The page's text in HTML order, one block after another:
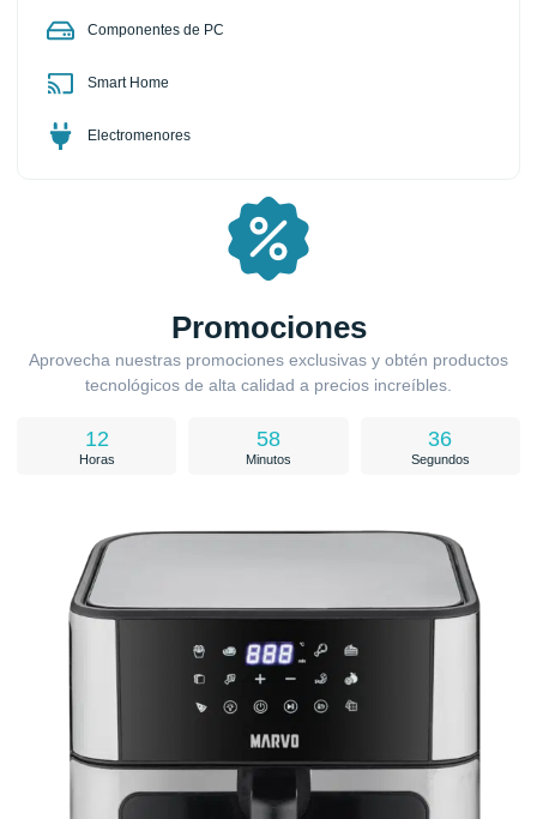
Componentes de PC
Smart Home
Electromenores
Promociones
Aprovecha nuestras promociones exclusivas y obtén productos
tecnológicos de alta calidad a precios increíbles.
12
Horas
58
Minutos
35
Segundos